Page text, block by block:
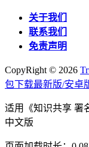
关于我们
联系我们
免责声明
CopyRight © 2026
包下载最新版/安卓
适用《知识共享 署
中文版